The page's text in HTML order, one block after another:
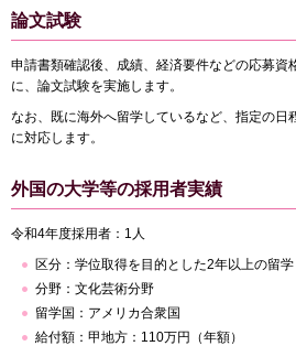
論文試験
申請書類確認後、成績、経済要件などの応募資
に、論文試験を実施します。
なお、既に海外へ留学しているなど、指定の日
に対応します。
外国の大学等の採用者実績
令和4年度採用者：1人
区分：学位取得を目的とした2年以上の留学
分野：文化芸術分野
留学国：アメリカ合衆国
給付額：甲地方：110万円（年額）